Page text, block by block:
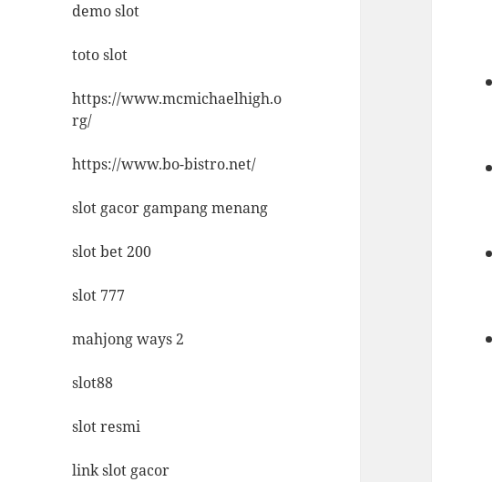
demo slot
toto slot
https://www.mcmichaelhigh.o
rg/
https://www.bo-bistro.net/
slot gacor gampang menang
slot bet 200
slot 777
mahjong ways 2
slot88
slot resmi
link slot gacor